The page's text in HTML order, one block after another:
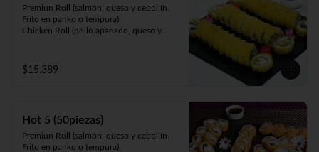
Frito en panko).
Hosomaki Green (queso y palta. Envuelto
en nori).
Premiun Roll (salmón, queso y cebollín.
Frito en panko o tempura).
Chicken Roll (pollo apanado, queso y
palta. Envuelto en pollo apanado y salsa
maracuyá).
$15.389
Hot 5 (50piezas)
Premiun Roll (salmón, queso y cebollín.
Frito en panko o tempura).